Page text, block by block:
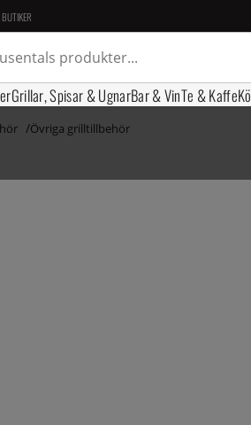
Grillar, Spisar & UgnarBar & VinTe & Kaffe
Övriga grilltillbehör